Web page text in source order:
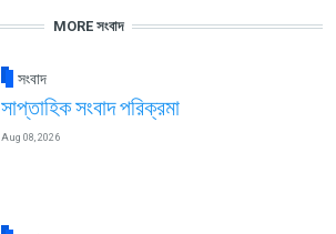
MORE সংবাদ
সংবাদ
সাপ্তাহিক সংবাদ পরিক্রমা
Aug 08, 2026